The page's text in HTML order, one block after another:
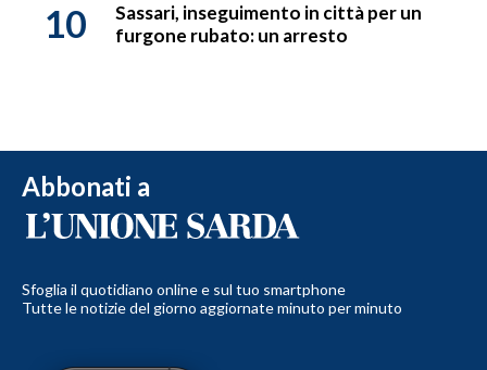
10
Sassari, inseguimento in città per un
furgone rubato: un arresto
Abbonati a
Sfoglia il quotidiano online e sul tuo smartphone
Tutte le notizie del giorno aggiornate minuto per minuto